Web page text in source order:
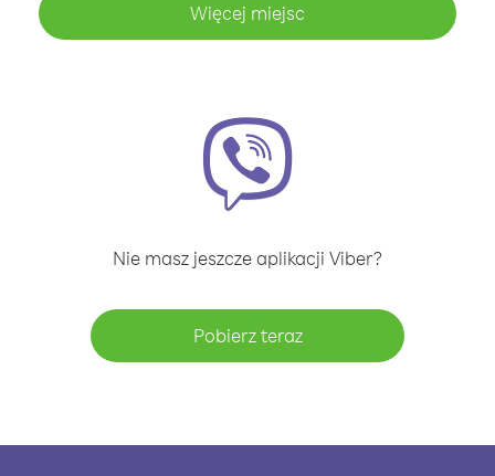
Więcej miejsc
Nie masz jeszcze aplikacji Viber?
Pobierz teraz